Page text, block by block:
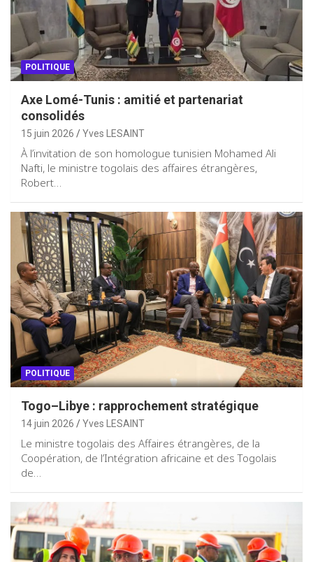
POLITIQUE
Axe Lomé-Tunis : amitié et partenariat
consolidés
15 juin 2026 Yves LESAINT
À l’invitation de son homologue tunisien Mohamed Ali
Nafti, le ministre togolais des affaires étrangères,
Robert…
POLITIQUE
Togo–Libye : rapprochement stratégique
14 juin 2026 Yves LESAINT
Le ministre togolais des Affaires étrangères, de la
Coopération, de l’Intégration africaine et des Togolais
de…